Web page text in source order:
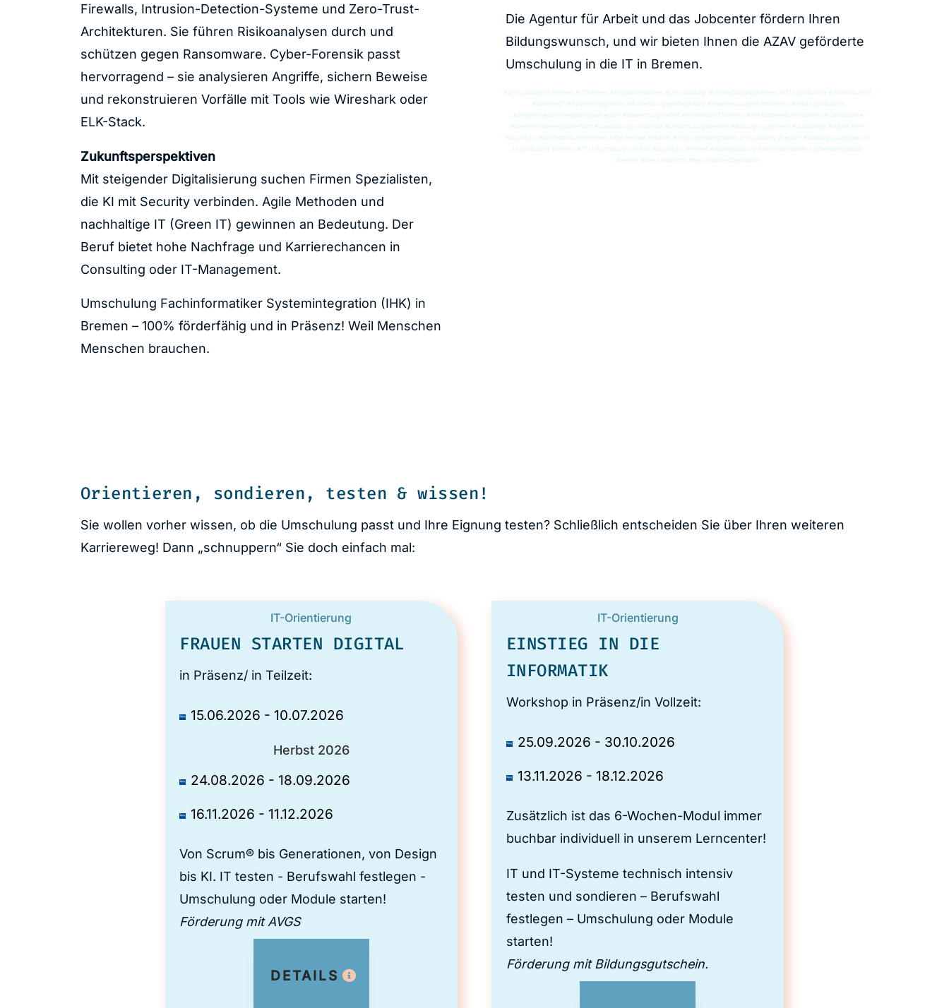
Firewalls, Intrusion-Detection-Systeme und Zero-Trust-
Architekturen. Sie führen Risikoanalysen durch und
schützen gegen Ransomware. Cyber-Forensik passt
hervorragend – sie analysieren Angriffe, sichern Beweise
und rekonstruieren Vorfälle mit Tools wie Wireshark oder
ELK-Stack.
Zukunftsperspektiven
Mit steigender Digitalisierung suchen Firmen Spezialisten,
die KI mit Security verbinden. Agile Methoden und
nachhaltige IT (Green IT) gewinnen an Bedeutung. Der
Beruf bietet hohe Nachfrage und Karrierechancen in
Consulting oder IT-Management.
Umschulung Fachinformatiker Systemintegration (IHK) in
Bremen – 100% förderfähig und in Präsenz! Weil Menschen
Menschen brauchen.
Die Agentur für Arbeit und das Jobcenter fördern Ihren
Bildungswunsch, und wir bieten Ihnen die AZAV geförderte
Umschulung in die IT in Bremen.
#UmschulungITBremen #ITBremen #Fachinformatiker #Umschulung #WeiterbildungBremen #ITUmschulung #AusbildungIT
#KarriereIT #Systemintegration #Anwendungsentwicklung #PraesenzunterrichtBremen #IHKUmschulung
#BestePruefungsergebnisseBremen #Bewerbungshilfen #PraktikumITBremen #IHKVorbereitungSystem #claudecode
#bremenpraesenzunterricht #ausbildung_schulisch #UmschulungBremen #Bildungsgutschein #Jobcenter #AZAV #IHK
Abschluss #WeiterbildungBremen #itsicherheit #redhat #T-Systemintegration Umschulung Bremen #Bildungsgutschein IT
Umschulung Bremen #IT Umschulung mit IHK Abschluss Bremen #Weiterbildung Fachinformatiker Systemintegration
Bremen #live Unterricht #kein Online-Classroom
Orientieren, sondieren, testen & wissen!
Sie wollen vorher wissen, ob die Umschulung passt und Ihre Eignung testen? Schließlich entscheiden Sie über Ihren weiteren
Karriereweg! Dann „schnuppern“ Sie doch einfach mal:
IT-Orientierung
FRAUEN STARTEN DIGITAL
in Präsenz/ in Teilzeit:
15.06.2026 - 10.07.2026
Herbst 2026
24.08.2026 - 18.09.2026
16.11.2026 - 11.12.2026
Von Scrum® bis Generationen, von Design
bis KI. IT testen - Berufswahl festlegen -
Umschulung oder Module starten!
Förderung mit AVGS
DETAILS
IT-Orientierung
EINSTIEG IN DIE
INFORMATIK
Workshop in Präsenz/in Vollzeit:
25.09.2026 - 30.10.2026
13.11.2026 - 18.12.2026
Zusätzlich ist das 6-Wochen-Modul immer
buchbar individuell in unserem Lerncenter!
IT und IT-Systeme technisch intensiv
testen und sondieren – Berufswahl
festlegen – Umschulung oder Module
starten!
Förderung mit Bildungsgutschein.